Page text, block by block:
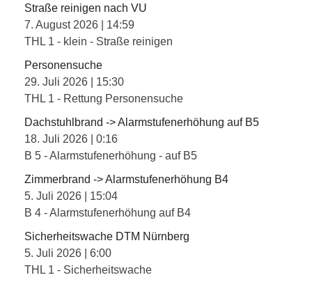
Straße reinigen nach VU
7. August 2026
14:59
THL 1 - klein - Straße reinigen
Personensuche
29. Juli 2026
15:30
THL 1 - Rettung Personensuche
Dachstuhlbrand -> Alarmstufenerhöhung auf B5
18. Juli 2026
0:16
B 5 - Alarmstufenerhöhung - auf B5
Zimmerbrand -> Alarmstufenerhöhung B4
5. Juli 2026
15:04
B 4 - Alarmstufenerhöhung auf B4
Sicherheitswache DTM Nürnberg
5. Juli 2026
6:00
THL 1 - Sicherheitswache